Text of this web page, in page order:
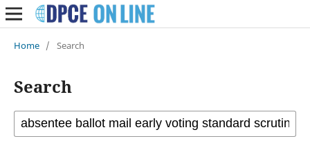
Home / Search
Search